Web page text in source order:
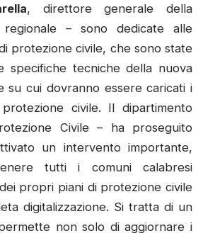
, direttore generale della
regionale – sono dedicate alle
protezione civile, che sono state
specifiche tecniche della nuova
su cui dovranno essere caricati i
civile. Il dipartimento
Civile – ha proseguito
un intervento importante,
tutti i comuni calabresi
propri piani di protezione civile
digitalizzazione. Si tratta di un
non solo di aggiornare i